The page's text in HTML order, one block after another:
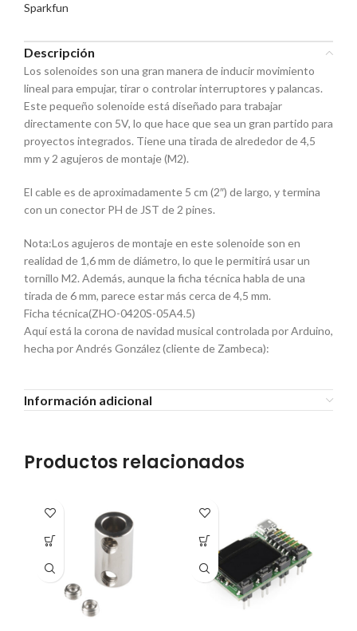
Sparkfun
Descripción
Los solenoides son una gran manera de inducir movimiento
lineal para empujar, tirar o controlar interruptores y palancas.
Este pequeño solenoide está diseñado para trabajar
directamente con 5V, lo que hace que sea un gran partido para
proyectos integrados. Tiene una tirada de alrededor de 4,5
mm y 2 agujeros de montaje (M2).
El cable es de aproximadamente 5 cm (2″) de largo, y termina
con un conector PH de JST de 2 pines.
Nota:Los agujeros de montaje en este solenoide son en
realidad de 1,6 mm de diámetro, lo que le permitirá usar un
tornillo M2. Además, aunque la ficha técnica habla de una
tirada de 6 mm, parece estar más cerca de 4,5 mm.
Ficha técnica(ZHO-0420S-05A4.5)
Aquí está la corona de navidad musical controlada por Arduino,
hecha por Andrés González (cliente de Zambeca):
Información adicional
Productos relacionados